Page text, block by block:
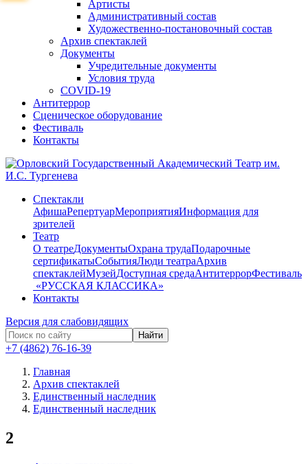
Артисты
Административный состав
Художественно-постановочный состав
Архив спектаклей
Документы
Учредительные документы
Условия труда
COVID-19
Антитеррор
Сценическое оборудование
Фестиваль
Контакты
Спектакли
АфишаРепертуарМероприятияИнформация для
зрителей
Театр
О театреДокументыОхрана трудаПодарочные
сертификатыСобытияЛюди театраАрхив
спектаклейМузейДоступная средаАнтитеррорФестиваль
​ «РУССКАЯ КЛАССИКА»
Контакты
Версия для слабовидящих
Найти
+7 (4862) 76-16-39
Главная
Архив спектаклей
Единственный наследник
Единственный наследник
2